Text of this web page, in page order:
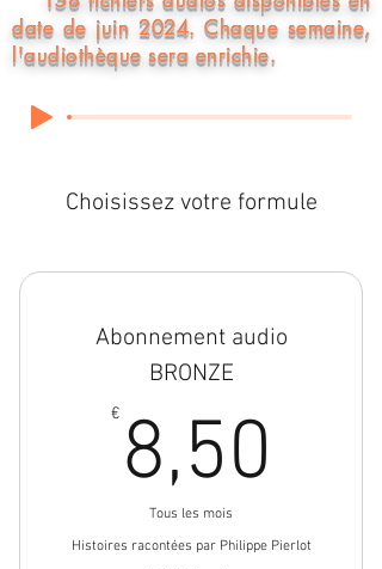
date de juin 2024. Chaque semaine,
l'audiothèque sera enrichie.
Choisissez votre formule
Abonnement audio
BRONZE
€ 8,50
Tous les mois
Histoires racontées par Philippe Pierlot